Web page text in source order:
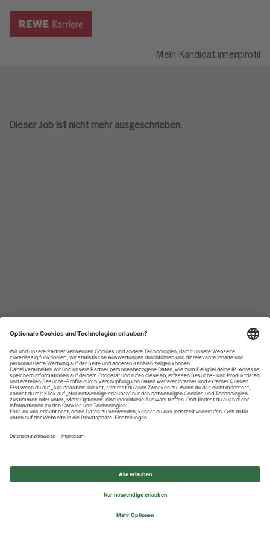
Mein Kandidat:innenprofil
Dieser Job ist nicht mehr ausgeschrieben.
Datenschutzhinweise
Impressum
Privatsphäre-Einstellungen
© 2026 REWE Group - All rights reserved